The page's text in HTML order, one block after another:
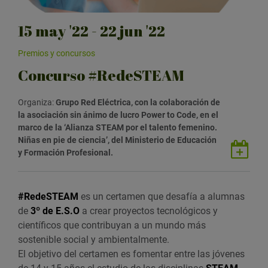
15 may'22 - 22jun'22
Premios y concursos
Concurso #RedeSTEAM
Organiza:Grupo Red Eléctrica, con la colaboración de
la asociación sin ánimo de lucro Power to Code, en el
marco de la ‘Alianza STEAM por el talento femenino.
Niñas en pie de ciencia’, del Ministerio de Educación
y Formación Profesional.
#RedeSTEAM es un certamen que desafía a alumnas
de 3º de E.S.O a crear proyectos tecnológicos y
científicos que contribuyan a un mundo más
sostenible social y ambientalmente.
El objetivo del certamen es fomentar entre las jóvenes